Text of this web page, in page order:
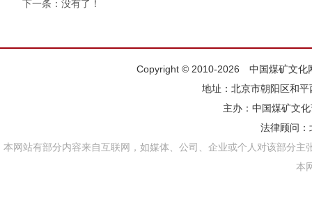
下一条：没有了！
Copyright © 2010-2026 中国煤矿文
地址：北京市朝阳区和
主办： 中国煤矿文
法律顾问：
本网站有部分内容来自互联网，如媒体、公司、企业或个人对该部分
本